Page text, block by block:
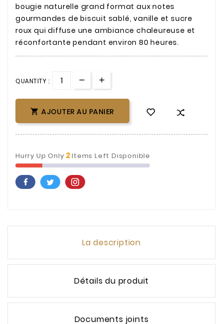
bougie naturelle grand format aux notes
gourmandes de biscuit sablé, vanille et sucre
roux qui diffuse une ambiance chaleureuse et
réconfortante pendant environ 80 heures.
QUANTITY :
 AJOUTER AU PANIER
Hurry Up Only 2Items Left Disponible
La description
Détails du produit
Documents joints